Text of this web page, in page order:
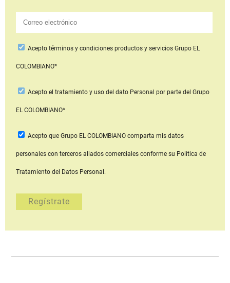
Aceptotérminos y condiciones productos y serviciosGrupo EL
COLOMBIANO*
Acepto el tratamiento y uso del dato Personal por parte del Grupo
EL COLOMBIANO*
Acepto que Grupo EL COLOMBIANOcomparta mis datos
personales con terceros aliados comerciales conforme su Política de
Tratamiento del Datos Personal.